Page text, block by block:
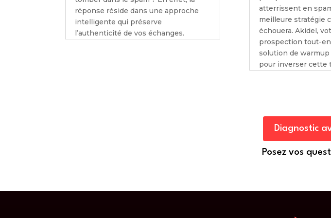
réponse réside dans une approche
intelligente qui préserve
l’authenticité de vos échanges.
atterrissent en
meilleure stratégie
échouera. Akidel,
prospection tout-
solution de warmup
pour inverser cette
Diagnostic
Posez vos